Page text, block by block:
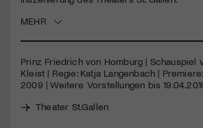
MEHR
Prinz Friedrich von Homburg | Schauspiel
Kleist | Regie: Katja Langenbach |
2009 | Weitere Vorstellungen bis
Theater St.Gallen